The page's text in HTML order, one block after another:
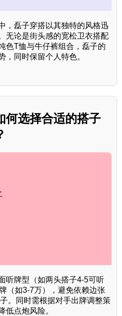
，磊子穿搭以其独特的风格迅
无论是街头感的宽松卫衣搭配
色T恤与牛仔裤组合，磊子的
，同时保留个人特色。
何选择合适的搭子
听牌型（如两头搭子4-5可听
（如3-7万），避免依赖边张
。同时需根据对手出牌调整策
低点炮风险。